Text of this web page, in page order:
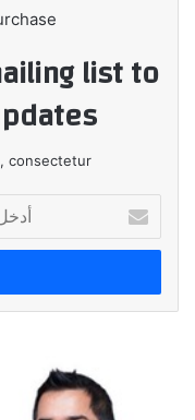
list to
consectetur.
بريدك
الإلكتروني